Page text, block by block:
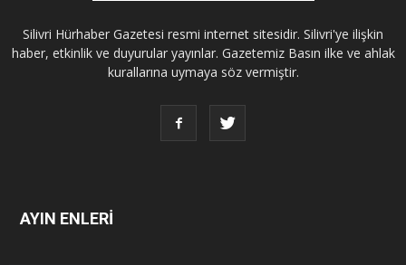
Silivri Hürhaber Gazetesi resmi internet sitesidir. Silivri'ye ilişkin
haber, etkinlik ve duyurular yayınlar. Gazetemiz Basın ilke ve ahlak
kurallarına uymaya söz vermiştir.
AYIN ENLERİ